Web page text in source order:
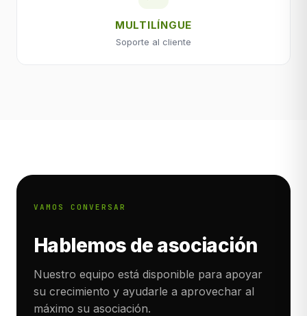
MULTILÍNGUE
Soporte al cliente
VAMOS CONVERSAR
Hablemos de asociación
Nuestro equipo está disponible para apoyar
su crecimiento y ayudarle a aprovechar al
máximo su asociación.